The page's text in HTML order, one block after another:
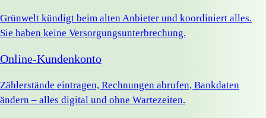
Grünwelt kündigt beim alten Anbieter und koordiniert alles.
Sie haben keine Versorgungsunterbrechung.
Online-Kundenkonto
Zählerstände eintragen, Rechnungen abrufen, Bankdaten
ändern – alles digital und ohne Wartezeiten.